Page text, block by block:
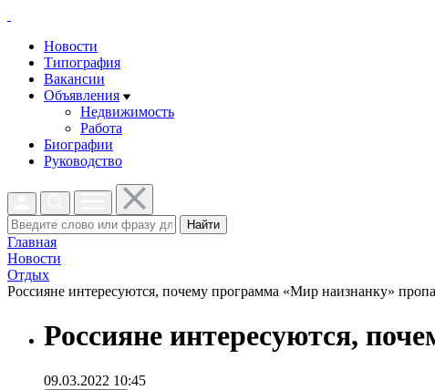
Новости
Типография
Вакансии
Объявления
Недвижимость
Работа
Биографии
Руководство
Найти
Главная
Новости
Отдых
Россияне интересуются, почему программа «Мир наизнанку»
Россияне интересуются,
09.03.2022 10:45